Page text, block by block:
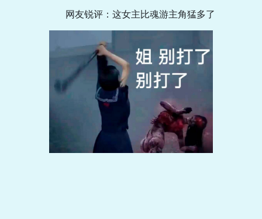
网友锐评：这女主比魂游主角猛多了